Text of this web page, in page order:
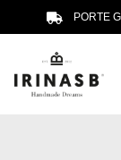
PORTE